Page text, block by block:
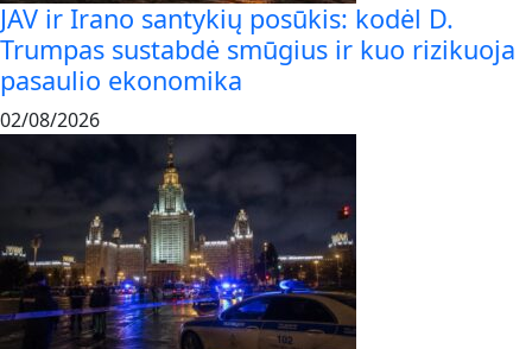
JAV ir Irano santykių posūkis: kodėl D.
Trumpas sustabdė smūgius ir kuo rizikuoja
pasaulio ekonomika
02/08/2026